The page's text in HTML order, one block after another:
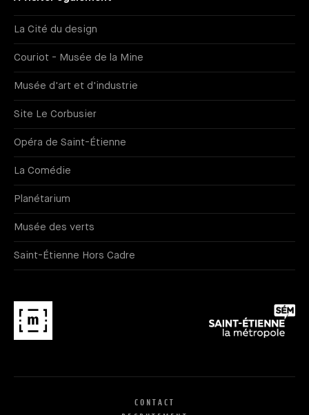
La Cité du design
Couriot - Musée de la Mine
Musée d'art et d'industrie
Site Le Corbusier
Opéra de Saint-Étienne
La Comédie
Planétarium
Musée des verts
Saint-Étienne Hors Cadre
CONTACT